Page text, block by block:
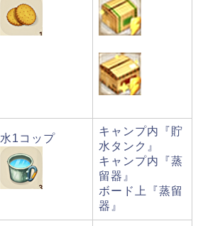
水1コップ
キャンプ内『貯
水タンク』
キャンプ内『蒸
留器』
ボード上『蒸留
器』